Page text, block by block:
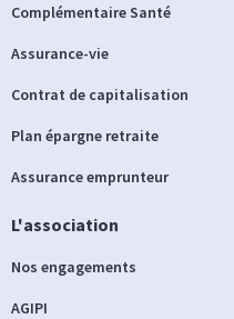
Complémentaire Santé
Assurance-vie
Contrat de capitalisation
Plan épargne retraite
Assurance emprunteur
L'association
Nos engagements
AGIPI